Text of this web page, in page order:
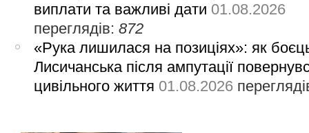
виплати та важливі дати 01.08.2026
переглядів:872
«Рука лишилася на позиціях»: як
Лисичанська після ампутації
цивільного життя 01.08.2026